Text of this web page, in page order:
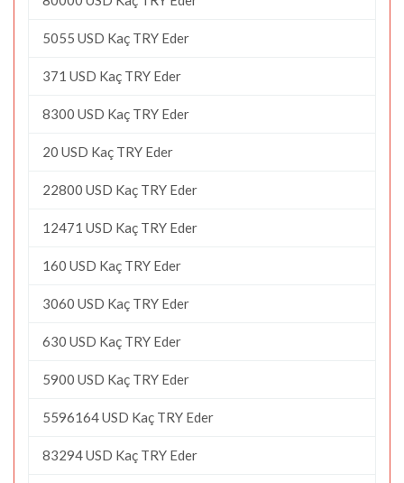
5055 USD Kaç TRY Eder
371 USD Kaç TRY Eder
8300 USD Kaç TRY Eder
20 USD Kaç TRY Eder
22800 USD Kaç TRY Eder
12471 USD Kaç TRY Eder
160 USD Kaç TRY Eder
3060 USD Kaç TRY Eder
630 USD Kaç TRY Eder
5900 USD Kaç TRY Eder
5596164 USD Kaç TRY Eder
83294 USD Kaç TRY Eder